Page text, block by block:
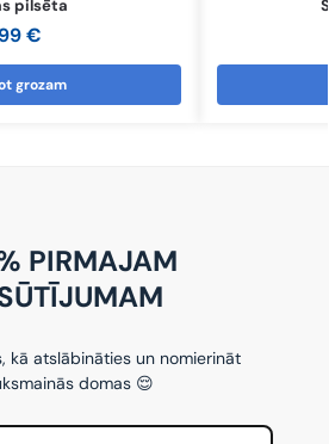
pilsēta
€
grozam
PIRMAJAM
kā atslābināties un nomierināt
domas 😌